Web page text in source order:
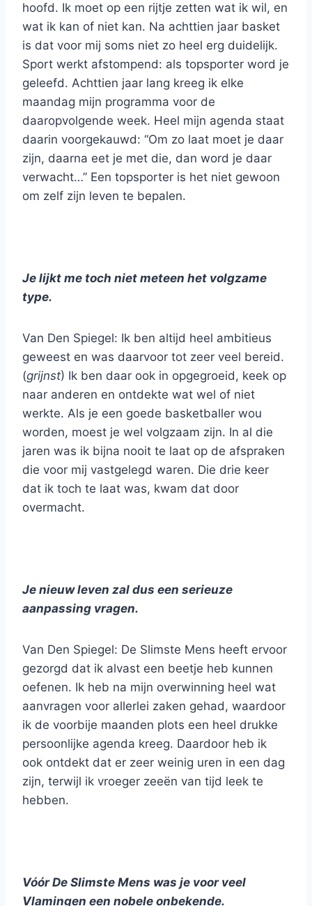
hoofd. Ik moet op een rijtje zetten wat ik wil, en
wat ik kan of niet kan. Na achttien jaar basket
is dat voor mij soms niet zo heel erg duidelijk.
Sport werkt afstompend: als topsporter word je
geleefd. Achttien jaar lang kreeg ik elke
maandag mijn programma voor de
daaropvolgende week. Heel mijn agenda staat
daarin voorgekauwd: “Om zo laat moet je daar
zijn, daarna eet je met die, dan word je daar
verwacht…” Een topsporter is het niet gewoon
om zelf zijn leven te bepalen.
Je lijkt me toch niet meteen het volgzame
type.
Van Den Spiegel: Ik ben altijd heel ambitieus
geweest en was daarvoor tot zeer veel bereid.
(grijnst) Ik ben daar ook in opgegroeid, keek op
naar anderen en ontdekte wat wel of niet
werkte. Als je een goede basketballer wou
worden, moest je wel volgzaam zijn. In al die
jaren was ik bijna nooit te laat op de afspraken
die voor mij vastgelegd waren. Die drie keer
dat ik toch te laat was, kwam dat door
overmacht.
Je nieuw leven zal dus een serieuze
aanpassing vragen.
Van Den Spiegel: De Slimste Mens heeft ervoor
gezorgd dat ik alvast een beetje heb kunnen
oefenen. Ik heb na mijn overwinning heel wat
aanvragen voor allerlei zaken gehad, waardoor
ik de voorbije maanden plots een heel drukke
persoonlijke agenda kreeg. Daardoor heb ik
ook ontdekt dat er zeer weinig uren in een dag
zijn, terwijl ik vroeger zeeën van tijd leek te
hebben.
Vóór De Slimste Mens was je voor veel
Vlamingen een nobele onbekende.